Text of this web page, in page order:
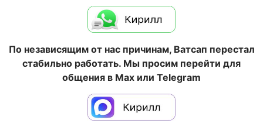
По независящим от нас причинам, Ватсап перестал
стабильно работать. Мы просим перейти для
общения в Max или Telegram